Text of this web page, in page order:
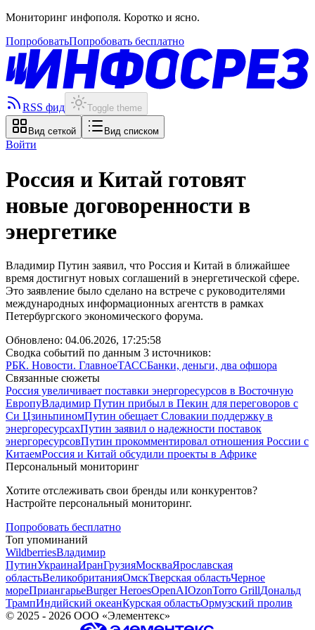
Мониторинг инфополя. Коротко и ясно.
ПопробоватьПопробовать бесплатно
RSS фид Toggle theme
Вид сеткой Вид списком
Войти
Россия и Китай готовят
новые договоренности в
энергетике
Владимир Путин заявил, что Россия и Китай в ближайшее
время достигнут новых соглашений в энергетической сфере.
Это заявление было сделано на встрече с руководителями
международных информационных агентств в рамках
Петербургского экономического форума.
Обновлено: 04.06.2026, 17:25:58
Сводка событий по данным 3 источников:
РБК. Новости. ГлавноеТАССБанки, деньги, два офшора
Связанные сюжеты
Россия увеличивает поставки энергоресурсов в Восточную
ЕвропуВладимир Путин прибыл в Пекин для переговоров с
Си ЦзиньпиномПутин обещает Словакии поддержку в
энергоресурсахПутин заявил о надежности поставок
энергоресурсовПутин прокомментировал отношения России с
КитаемРоссия и Китай обсудили проекты в Африке
Персональный мониторинг
Хотите отслеживать свои бренды или конкурентов?
Настройте персональный мониторинг.
Попробовать бесплатно
Топ упоминаний
WildberriesВладимир
ПутинУкраинаИранГрузияМоскваЯрославская
областьВеликобританияОмскТверская областьЧерное
мореПриангарьеBurger HeroesOpenAIOzonTorro GrillДональд
ТрампИндийский океанКурская областьОрмузский пролив
© 2025 - 2026 ООО «Элементекс»